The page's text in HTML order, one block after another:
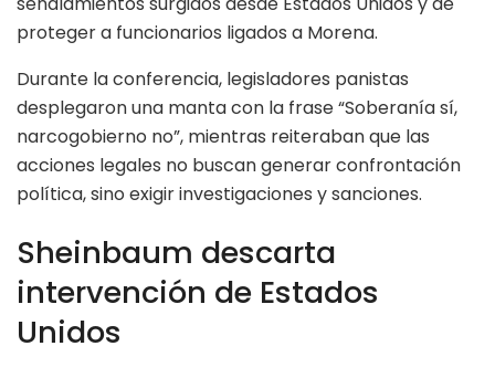
proteger a funcionarios ligados a Morena.
Durante la conferencia, legisladores panistas
desplegaron una manta con la frase “Soberanía sí,
narcogobierno no”, mientras reiteraban que las
acciones legales no buscan generar confrontación
política, sino exigir investigaciones y sanciones.
Sheinbaum descarta
intervención de Estados
Unidos